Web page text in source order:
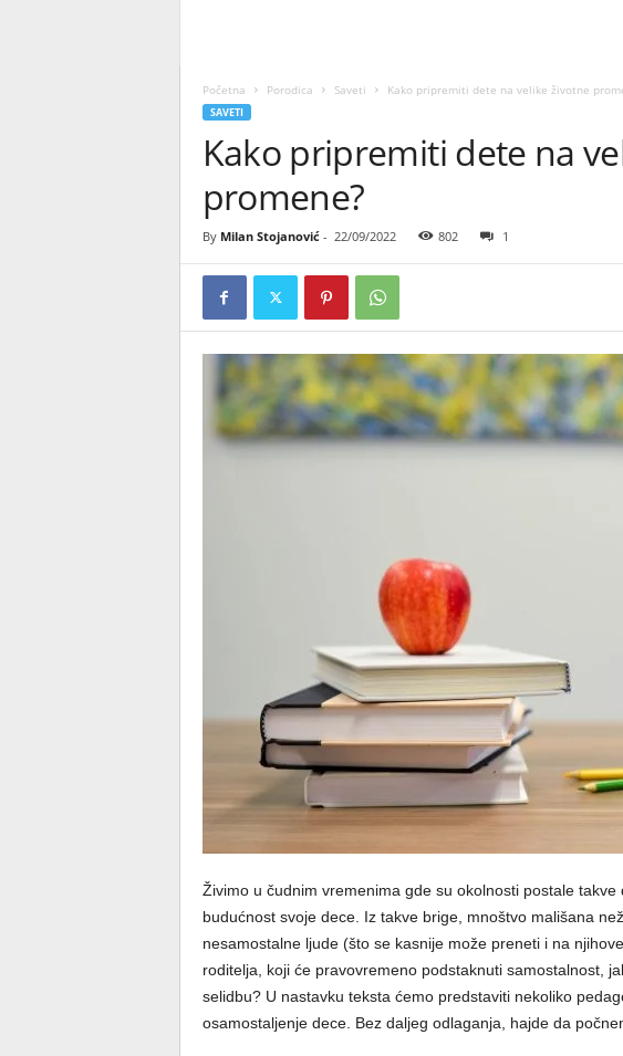
Početna Porodica Saveti Kako pripremiti dete na velike životne
SAVETI
Kako pripremiti dete na
promene?
By Milan Stojanović- 22/09/2022 802 1
Živimo u čudnim vremenima gde su okolnosti postale
budućnost svoje dece. Iz takve brige, mnoštvo mališana
nesamostalne ljude (što se kasnije može preneti i na
roditelja, koji će pravovremeno podstaknuti samostalnost,
selidbu? U nastavku teksta ćemo predstaviti nekoliko
osamostaljenje dece. Bez daljeg odlaganja, hajde da